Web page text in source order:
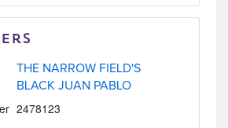
THE NARROW FIELD'S
BLACK JUAN PABLO
2478123